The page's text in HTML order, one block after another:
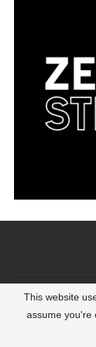
©
This website
assume you're